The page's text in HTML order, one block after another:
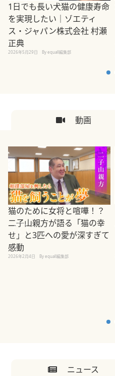
1日でも長い犬猫の健康寿命
を実現したい｜ゾエティ
ス・ジャパン株式会社 村瀬
正典
2026年5月29日 By equall編集部
動画
猫のために女将と喧嘩！？
二子山親方が語る「猫の幸
せ」と3匹への愛が深すぎて
感動
2026年2月4日 By equall編集部
ニュース